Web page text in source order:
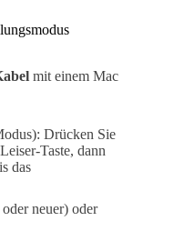
mit einem Mac
Drücken Sie
Taste, dann
das
neuer) oder